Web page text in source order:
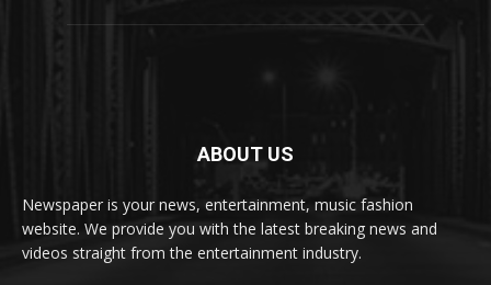
ABOUT US
Newspaper is your news, entertainment, music fashion
website. We provide you with the latest breaking news and
videos straight from the entertainment industry.